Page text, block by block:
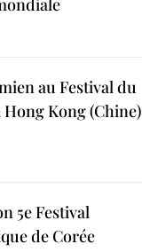
au Festival du
Hong Kong (Chine)
5e Festival
de Corée